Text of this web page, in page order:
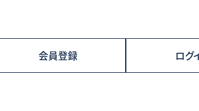
会員登録 ログ